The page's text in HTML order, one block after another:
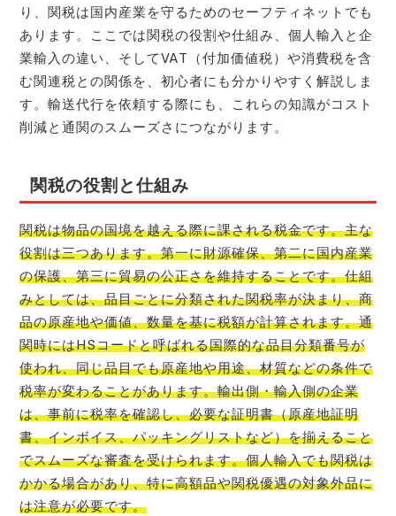
り、関税は国内産業を守るためのセーフティネットでも
あります。ここでは関税の役割や仕組み、個人輸入と企
業輸入の違い、そしてVAT（付加価値税）や消費税を含
む関連税との関係を、初心者にも分かりやすく解説しま
す。輸送代行を依頼する際にも、これらの知識がコスト
削減と通関のスムーズさにつながります。
関税の役割と仕組み
関税は物品の国境を越える際に課される税金です。主な
役割は三つあります。第一に財源確保、第二に国内産業
の保護、第三に貿易の公正さを維持することです。仕組
みとしては、品目ごとに分類された関税率が決まり、商
品の原産地や価値、数量を基に税額が計算されます。通
関時にはHSコードと呼ばれる国際的な品目分類番号が
使われ、同じ品目でも原産地や用途、材質などの条件で
税率が変わることがあります。輸出側・輸入側の企業
は、事前に税率を確認し、必要な証明書（原産地証明
書、インボイス、パッキングリストなど）を揃えること
でスムーズな審査を受けられます。個人輸入でも関税は
かかる場合があり、特に高額品や関税優遇の対象外品に
は注意が必要です。